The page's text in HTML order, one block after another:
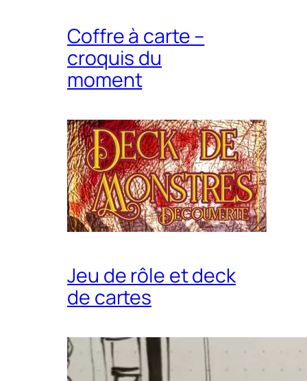
Coffre à carte –
croquis du
moment
Jeu de rôle et deck
de cartes